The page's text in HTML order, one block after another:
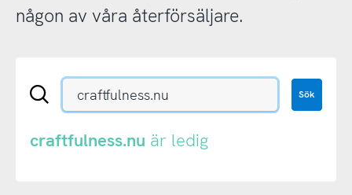
någon av våra återförsäljare.
Sök
eller
Sök
craftfulness.nu är ledig